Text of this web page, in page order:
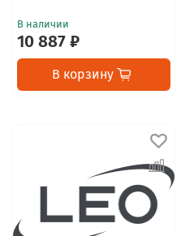
В наличии
10 887 ₽
В корзину